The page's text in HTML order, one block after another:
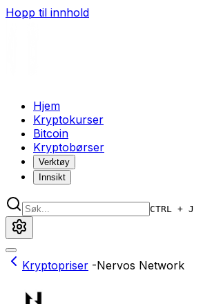
Hopp til innhold
Hjem
Kryptokurser
Bitcoin
Kryptobørser
Verktøy
Innsikt
CTRL + J
Kryptopriser -Nervos Network